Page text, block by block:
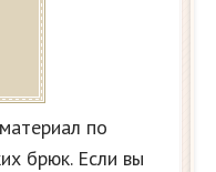
по
брюк. Если вы